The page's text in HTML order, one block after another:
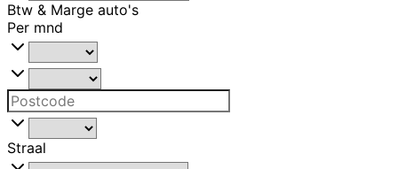
Btw & Marge auto's
Per mnd
Straal